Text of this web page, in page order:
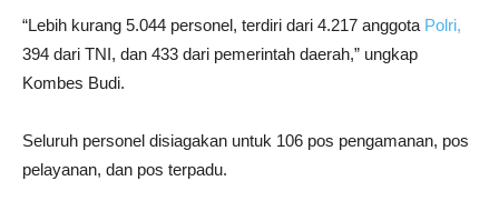
“Lebih kurang 5.044 personel, terdiri dari 4.217 anggota Polri,
394 dari TNI, dan 433 dari pemerintah daerah,” ungkap
Kombes Budi.
Seluruh personel disiagakan untuk 106 pos pengamanan, pos
pelayanan, dan pos terpadu.